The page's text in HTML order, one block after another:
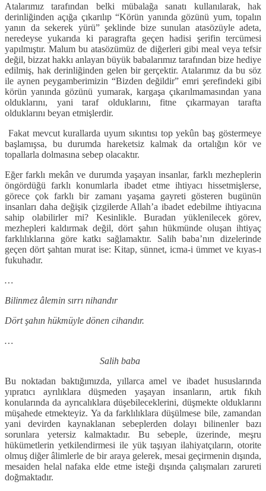
Atalarımız tarafından belki mübalağa sanatı kullanılarak, hak
derinliğinden açığa çıkarılıp “Körün yanında gözünü yum, topalın
yanın da sekerek yürü” şeklinde bize sunulan atasözüyle adeta,
neredeyse yukarıda ki paragrafta geçen hadisi şerifin tercümesi
yapılmıştır. Malum bu atasözümüz de diğerleri gibi meal veya tefsir
değil, bizzat hakkı anlayan büyük babalarımız tarafından bize hediye
edilmiş, hak derinliğinden gelen bir gerçektir. Atalarımız da bu söz
ile aynen peygamberimizin “Bizden değildir” emri şerefindeki gibi
körün yanında gözünü yumarak, kargaşa çıkarılmamasından yana
olduklarını, yani taraf olduklarını, fitne çıkarmayan tarafta
olduklarını beyan etmişlerdir.
Fakat mevcut kurallarda uyum sıkıntısı top yekûn baş göstermeye
başlamışsa, bu durumda hareketsiz kalmak da ortalığın kör ve
topallarla dolmasına sebep olacaktır.
Eğer farklı mekân ve durumda yaşayan insanlar, farklı mezheplerin
öngördüğü farklı konumlarla ibadet etme ihtiyacı hissetmişlerse,
görece çok farklı bir zamanı yaşama gayreti gösteren bugünün
insanları daha değişik çizgilerde Allah’a ibadet edebilme ihtiyacına
sahip olabilirler mi? Kesinlikle. Buradan yüklenilecek görev,
mezhepleri kaldırmak değil, dört şahın hükmünde oluşan ihtiyaç
farklılıklarına göre katkı sağlamaktır. Salih baba’nın dizelerinde
geçen dört şahtan murat ise: Kitap, sünnet, icma-i ümmet ve kıyas-ı
fukuhadır.
…
Bilinmez âlemin sırrı nihandır
Dört şahın hükmüyle dönen cihandır.
…
Salih baba
Bu noktadan baktığımızda, yıllarca amel ve ibadet hususlarında
yıpratıcı ayrılıklara düşmeden yaşayan insanların, artık fıkıh
konularında da ayrıcalıklara düşebileceklerini, düşmekte olduklarını
müşahede etmekteyiz. Ya da farklılıklara düşülmese bile, zamandan
yani devirden kaynaklanan sebeplerden dolayı bilinenler bazı
sorunlara yetersiz kalmaktadır. Bu sebeple, üzerinde, meşru
hükümetlerin yetkilendirmesi ile yük taşıyan ilahiyatçıların, otorite
olmuş diğer âlimlerle de bir araya gelerek, mesai geçirmenin dışında,
mesaiden helal nafaka elde etme isteği dışında çalışmaları zarureti
doğmaktadır.